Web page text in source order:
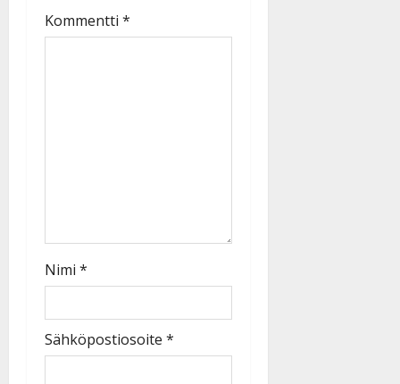
Kommentti *
Nimi *
Sähköpostiosoite *